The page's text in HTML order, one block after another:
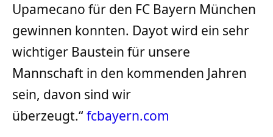
Upamecano für den FC Bayern München
gewinnen konnten. Dayot wird ein sehr
wichtiger Baustein für unsere
Mannschaft in den kommenden Jahren
sein, davon sind wir
überzeugt.“fcbayern.com